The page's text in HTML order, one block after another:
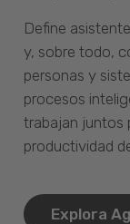
Define
y, sobre todo,
personas y
procesos
trabajan juntos
productividad
Explora